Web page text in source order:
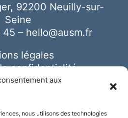
aux
nous utilisons des technologies
92200 Neuilly-sur-
Seine
45 – hello@ausm.fr
légales
confidentialité